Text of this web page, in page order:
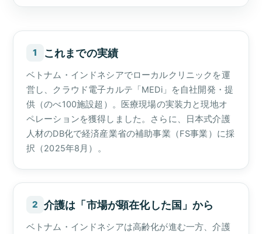
1 これまでの実績
ベトナム・インドネシアでローカルクリニックを運
営し、クラウド電子カルテ「MEDi」を自社開発・提
供（のべ100施設超）。医療現場の実装力と現地オ
ペレーションを獲得しました。さらに、日本式介護
人材のDB化で経済産業省の補助事業（FS事業）に採
択（2025年8月）。
2 介護は「市場が顕在化した国」から
ベトナム・インドネシアは高齢化が進む一方、介護